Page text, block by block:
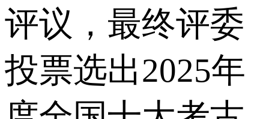
评议，最终评委
投票选出2025年